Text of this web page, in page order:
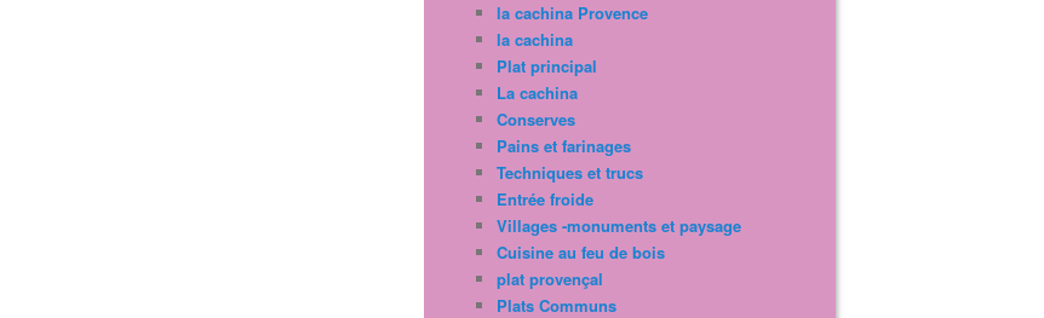
la cachina Provence
la cachina
Plat principal
La cachina
Conserves
Pains et farinages
Techniques et trucs
Entrée froide
Villages -monuments et paysage
Cuisine au feu de bois
plat provençal
Plats Communs